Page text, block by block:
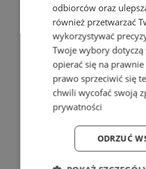
odbiorców oraz
również przetwarzać
wykorzystywać
Twoje wybory
opierać się na
prawo sprzeciwić się
chwili wycofać swoją
prywatności
ODRZUĆ